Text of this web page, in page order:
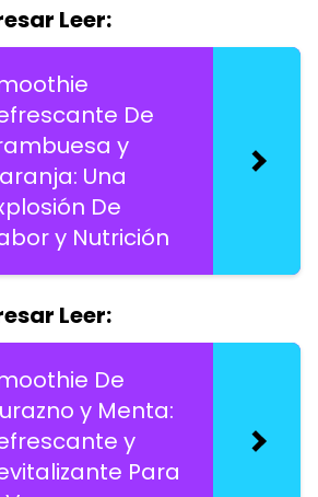
Leer:
De
y
Una
De
y Nutrición
Leer:
De
y Menta:
y
Para